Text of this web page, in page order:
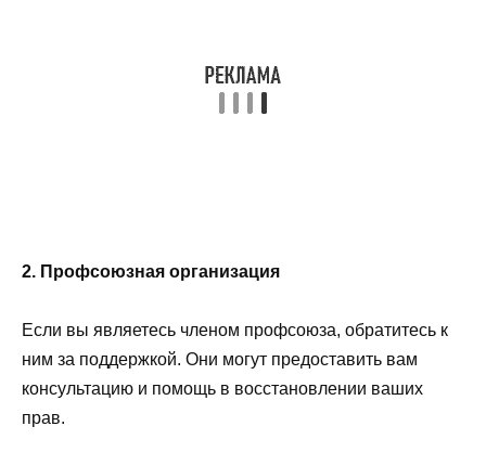
2. Профсоюзная организация
Если вы являетесь членом профсоюза, обратитесь к
ним за поддержкой. Они могут предоставить вам
консультацию и помощь в восстановлении ваших
прав.